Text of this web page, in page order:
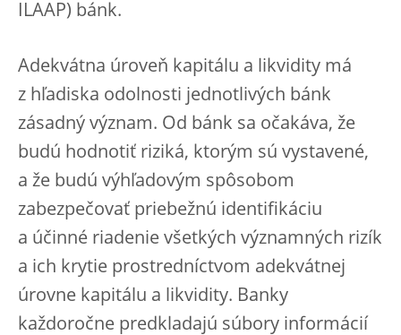
ILAAP) bánk.
Adekvátna úroveň kapitálu a likvidity má
z hľadiska odolnosti jednotlivých bánk
zásadný význam. Od bánk sa očakáva, že
budú hodnotiť riziká, ktorým sú vystavené,
a že budú výhľadovým spôsobom
zabezpečovať priebežnú identifikáciu
a účinné riadenie všetkých významných rizík
a ich krytie prostredníctvom adekvátnej
úrovne kapitálu a likvidity. Banky
každoročne predkladajú súbory informácií